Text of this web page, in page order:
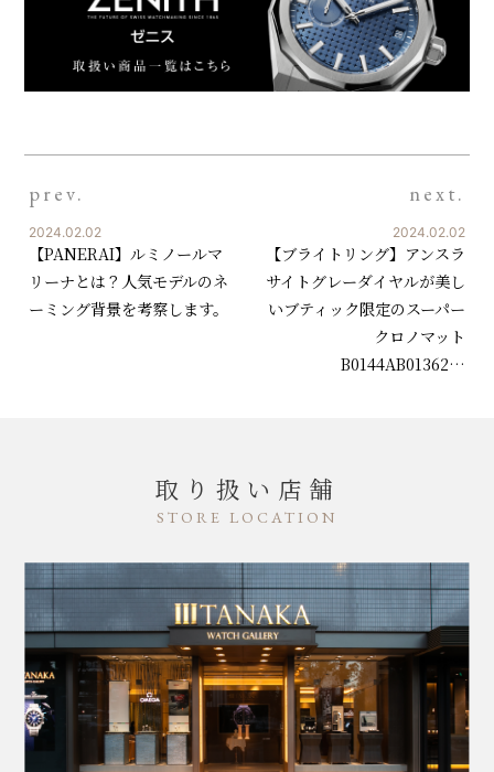
prev.
2024.02.02
【PANERAI】ルミノールマ
リーナとは？人気モデルのネ
ーミング背景を考察します。
next.
2024.02.02
【ブライトリング】アンスラ
サイトグレーダイヤルが美し
いブティック限定のスーパー
クロノマット
B0144AB01362…
取り扱い店舗
STORE LOCATION